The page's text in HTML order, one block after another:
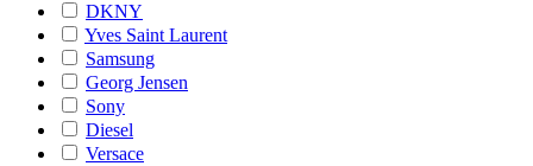
DKNY
Yves Saint Laurent
Samsung
Georg Jensen
Sony
Diesel
Versace